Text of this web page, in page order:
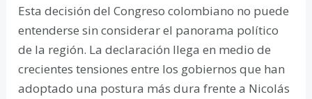
Esta decisión del Congreso colombiano no puede
entenderse sin considerar el panorama político
de la región. La declaración llega en medio de
crecientes tensiones entre los gobiernos que han
adoptado una postura más dura frente a Nicolás